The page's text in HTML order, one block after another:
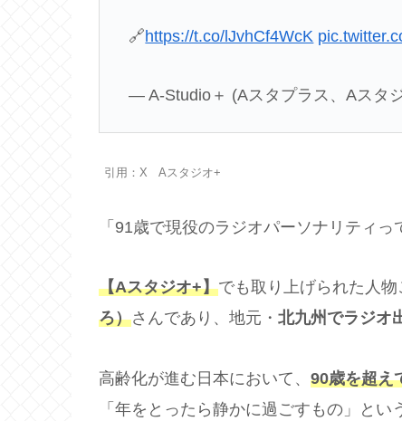
🔗https://t.co/lJvhCf4WcK
— A-Studio＋ (Aスタプラス、Aスタ
引用：X Aスタジオ+
「91歳で現役のラジオパーソナリティ
【Aスタジオ+】でも取り上げられた人物
ろ）さんであり、地元・ 北九州でラジオ
高齢化が進む日本において、 90歳を超え
「年をとったら静かに過ごすもの」とい